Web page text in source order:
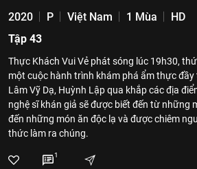
2020 P Việt Nam 1 Mùa
HD
Tập 43
Thực Khách Vui Vẻ phát sóng lúc 19h30,
một cuộc hành trình khám phá ẩm thực đầy
Lâm Vỹ Dạ, Huỳnh Lập qua khắp các địa
nghệ sĩ khán giả sẽ được biết đến từ những
đến những món ăn độc lạ và được chiêm
thức làm ra chúng.
1